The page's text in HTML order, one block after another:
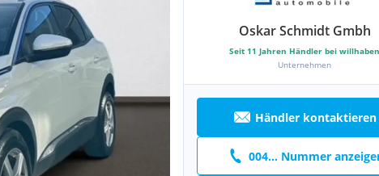
Oskar Schmidt Gmbh
Seit 11 Jahren Händler bei willhaben
Unternehmen
Händler kontaktieren
004... Nummer